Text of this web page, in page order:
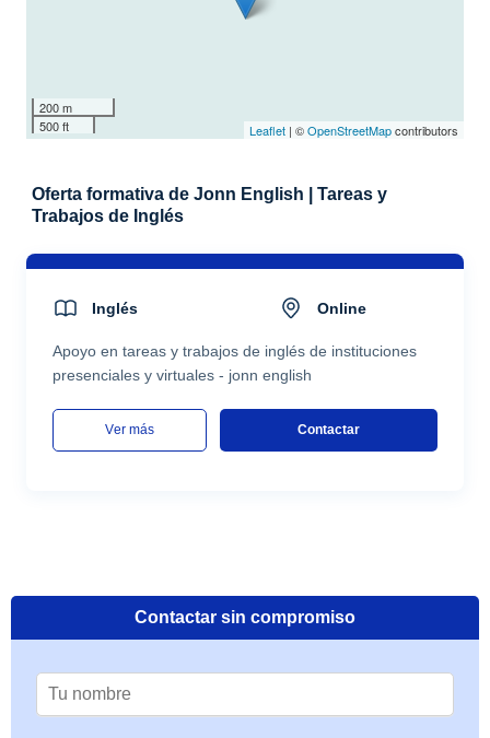
200 m
500 ft
Leaflet | ©OpenStreetMapcontributors
Oferta formativa de Jonn English | Tareas y
Trabajos de Inglés
Inglés Online
Apoyo en tareas y trabajos de inglés de instituciones
presenciales y virtuales - jonn english
ver más Contactar
Contactar sin compromiso